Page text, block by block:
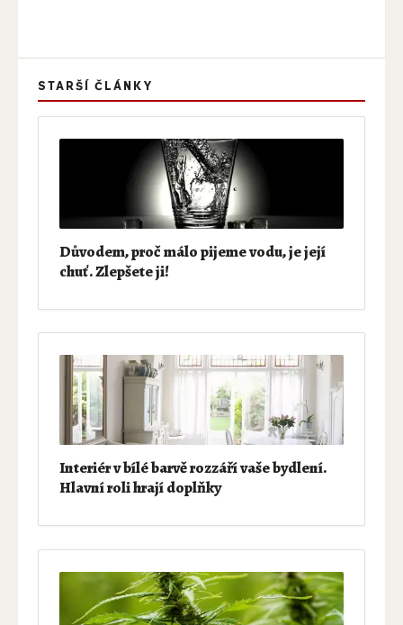
STARŠÍ ČLÁNKY
Důvodem, proč málo pijeme vodu, je její
chuť. Zlepšete ji!
Interiér v bílé barvě rozzáří vaše bydlení.
Hlavní roli hrají doplňky